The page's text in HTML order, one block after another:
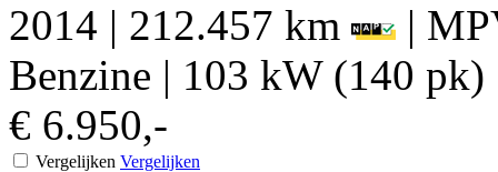
2014 | 212.457 km |
Benzine | 103 kW (140 pk)
€ 6.950,-
Vergelijken Vergelijken